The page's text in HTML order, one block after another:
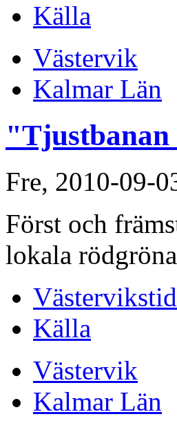
Källa
Västervik
Kalmar Län
Fre, 2010-09-
Först och
lokala
Källa
Västervik
Kalmar Län